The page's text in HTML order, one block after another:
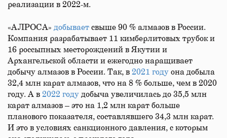
реализации в 2022-м.
«АЛРОСА» добывает свыше 90 % алмазов в России.
Компания разрабатывает 11 кимберлитовых трубок и
16 россыпных месторождений в Якутии и
Архангельской области и ежегодно наращивает
добычу алмазов в России. Так, в 2021 году она добыла
32,4 млн карат алмазов, что на 8 % больше, чем в 2020
году. А в 2022 году добыча увеличилась до 35,5 млн
карат алмазов – это на 1,2 млн карат больше
планового показателя, составлявшего 34,3 млн карат.
И это в условиях санкционного давления, с которым